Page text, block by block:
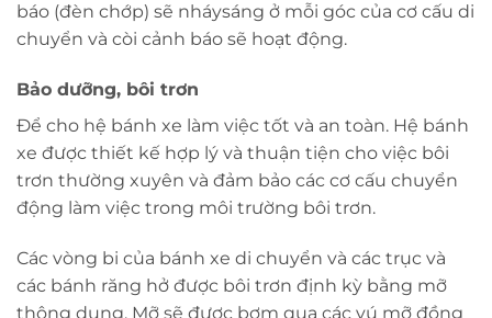
báo (đèn chớp) sẽ nháysáng ở mỗi góc của cơ cấu di
chuyển và còi cảnh báo sẽ hoạt động.
Bảo dưỡng, bôi trơn
Để cho hệ bánh xe làm việc tốt và an toàn. Hệ bánh
xe được thiết kế hợp lý và thuận tiện cho việc bôi
trơn thường xuyên và đảm bảo các cơ cấu chuyển
động làm việc trong môi trường bôi trơn.
Các vòng bi của bánh xe di chuyển và các trục và
các bánh răng hở được bôi trơn định kỳ bằng mỡ
thông dụng. Mỡ sẽ được bơm qua các vú mỡ đồng